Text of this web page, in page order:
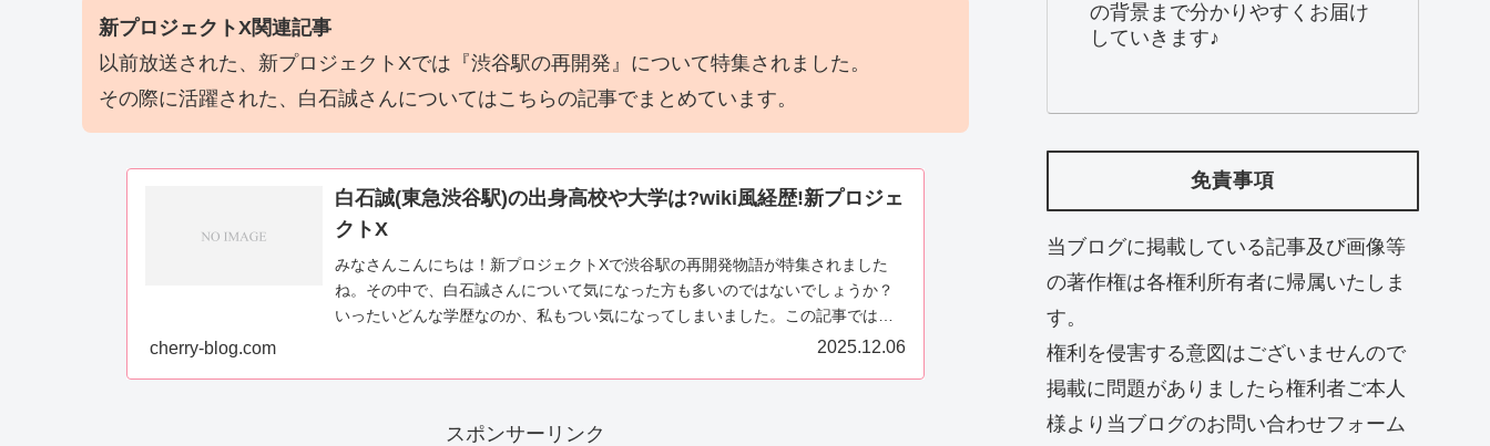
新プロジェクトX関連記事
以前放送された、新プロジェクトXでは『渋谷駅の再開発』について特集されました。
その際に活躍された、白石誠さんについてはこちらの記事でまとめています。
白石誠(東急渋谷駅)の出身高校や大学は?wiki風経歴!新プロジェ
クトX
みなさんこんにちは！新プロジェクトXで渋谷駅の再開発物語が特集されました
ね。その中で、白石誠さんについて気になった方も多いのではないでしょうか？
いったいどんな学歴なのか、私もつい気になってしまいました。この記事では、
cherry-blog.com 2025.12.06
スポンサーリンク
の背景まで分かりやすくお届け
していきます♪
免責事項
当ブログに掲載している記事及び画像等
の著作権は各権利所有者に帰属いたしま
す。
権利を侵害する意図はございませんので
掲載に問題がありましたら権利者ご本人
様より当ブログのお問い合わせフォーム